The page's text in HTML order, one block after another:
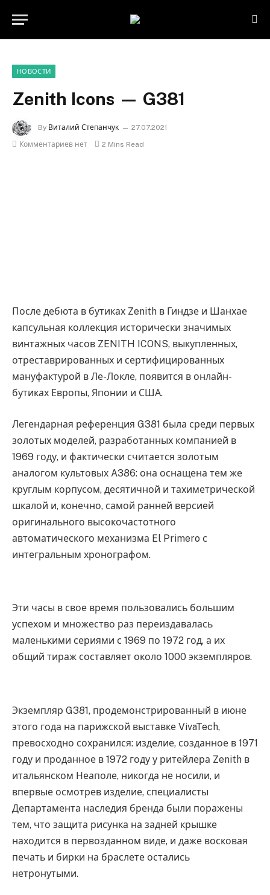
НОВОСТИ
Zenith Icons — G381
By Виталий Степанчук
27.07.2021
Комментариев нет
2 Mins Read
После дебюта в бутиках Zenith в Гиндзе и Шанхае
капсульная коллекция исторически значимых
винтажных часов ZENITH ICONS, выкупленных,
отреставрированных и сертифицированных
мануфактурой в Ле-Локле, появится в онлайн-
бутиках Европы, Японии и США.
Легендарная референция G381 была среди первых
золотых моделей, разработанных компанией в
1969 году, и фактически считается золотым
аналогом культовых A386: она оснащена тем же
круглым корпусом, десятичной и тахиметрической
шкалой и, конечно, самой ранней версией
оригинального высокочастотного
автоматического механизма El Primero с
интегральным хронографом.
Эти часы в свое время пользовались большим
успехом и множество раз переиздавалась
маленькими сериями с 1969 по 1972 год, а их
общий тираж составляет около 1000 экземпляров.
Экземпляр G381, продемонстрированный в июне
этого года на парижской выставке VivaTech,
превосходно сохранился: изделие, созданное в 1971
году и проданное в 1972 году у ритейлера Zenith в
итальянском Неаполе, никогда не носили, и
впервые осмотрев изделие, специалисты
Департамента наследия бренда были поражены
тем, что защита рисунка на задней крышке
находится в первозданном виде, и даже восковая
печать и бирки на браслете остались
нетронутыми.